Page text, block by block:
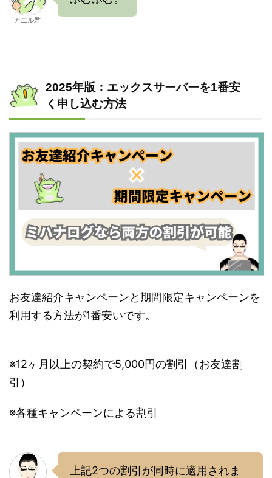
カエル君
2025年版：エックスサーバーを1番安
く申し込む方法
お友達紹介キャンペーンと期間限定キャンペーンを
利用する方法が1番安いです。
※12ヶ月以上の契約で5,000円の割引（お友達割
引）
※各種キャンペーンによる割引
上記2つの割引が同時に適用されま